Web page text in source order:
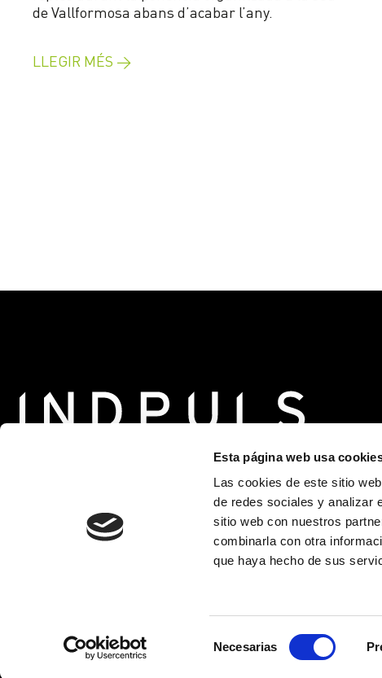
Esta página web usa
Las cookies de este sitio
de redes sociales y analizar
sitio web con nuestros
combinarla con otra
que haya hecho de sus
Necesarias
de Vallformosa abans d’acabar l’any.
LLEGIR MÉS →
Recolzat per